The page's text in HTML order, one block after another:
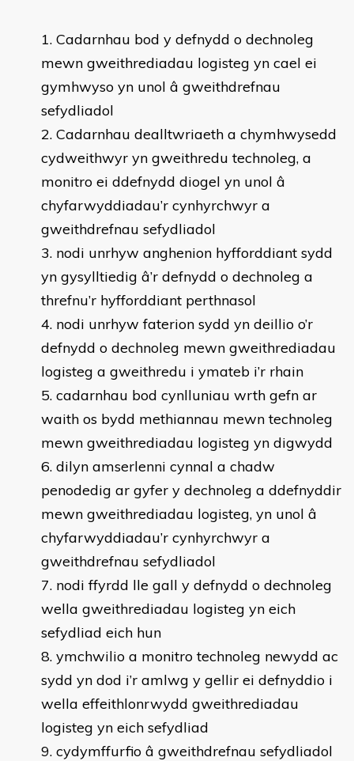
Cadarnhau bod y defnydd o dechnoleg
mewn gweithrediadau logisteg yn cael ei
gymhwyso yn unol â gweithdrefnau
sefydliadol
Cadarnhau dealltwriaeth a chymhwysedd
cydweithwyr yn gweithredu technoleg, a
monitro ei ddefnydd diogel yn unol â
chyfarwyddiadau’r cynhyrchwyr a
gweithdrefnau sefydliadol
nodi unrhyw anghenion hyfforddiant sydd
yn gysylltiedig â’r defnydd o dechnoleg a
threfnu’r hyfforddiant perthnasol
nodi unrhyw faterion sydd yn deillio o’r
defnydd o dechnoleg mewn gweithrediadau
logisteg a gweithredu i ymateb i’r rhain
cadarnhau bod cynlluniau wrth gefn ar
waith os bydd methiannau mewn technoleg
mewn gweithrediadau logisteg yn digwydd
dilyn amserlenni cynnal a chadw
penodedig ar gyfer y dechnoleg a ddefnyddir
mewn gweithrediadau logisteg, yn unol â
chyfarwyddiadau’r cynhyrchwyr a
gweithdrefnau sefydliadol
nodi ffyrdd lle gall y defnydd o dechnoleg
wella gweithrediadau logisteg yn eich
sefydliad eich hun
ymchwilio a monitro technoleg newydd ac
sydd yn dod i’r amlwg y gellir ei defnyddio i
wella effeithlonrwydd gweithrediadau
logisteg yn eich sefydliad
cydymffurfio â gweithdrefnau sefydliadol